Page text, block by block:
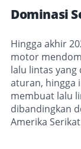
Dominasi
Hingga akhir
motor
lalu lintas yang
aturan, hingga
membuat lalu
dibandingkan
Amerika